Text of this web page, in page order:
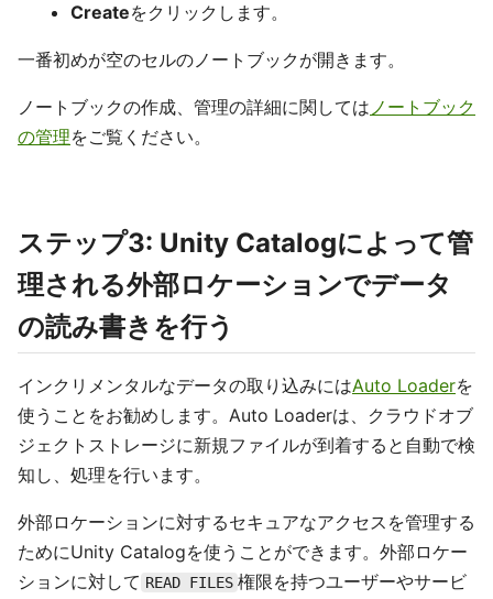
Createをクリックします。
一番初めが空のセルのノートブックが開きます。
ノートブックの作成、管理の詳細に関しては ノートブック
の管理をご覧ください。
ステップ3: Unity Catalogによって管
理される外部ロケーションでデータ
の読み書きを行う
インクリメンタルなデータの取り込みにはAuto Loaderを
使うことをお勧めします。Auto Loaderは、クラウドオブ
ジェクトストレージに新規ファイルが到着すると自動で検
知し、処理を行います。
外部ロケーションに対するセキュアなアクセスを管理する
ためにUnity Catalogを使うことができます。外部ロケー
ションに対して READ FILES 権限を持つユーザーやサービ